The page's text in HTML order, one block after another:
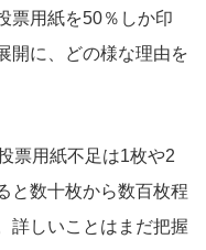
票用紙を50％しか印
開に、どの様な理由を
票用紙不足は1枚や2
と数十枚から数百枚程
詳しいことはまだ把握